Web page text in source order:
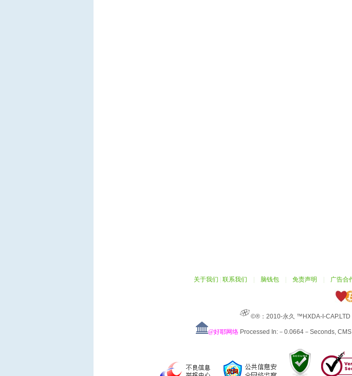
关于我们 联系我们 脑钱包 免责声明 广告合
©®：2010-永久 ™HXDA-I-
@好耶网络 Processed In:－0.0664－Seconds,